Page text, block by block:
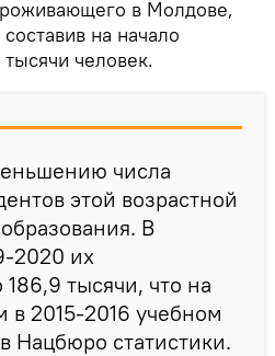
в Молдове,
на начало
человек.
числа
этой возрастной
В
2020 их
тысячи, что на
в 2015-2016 учебном
Нацбюро статистики.